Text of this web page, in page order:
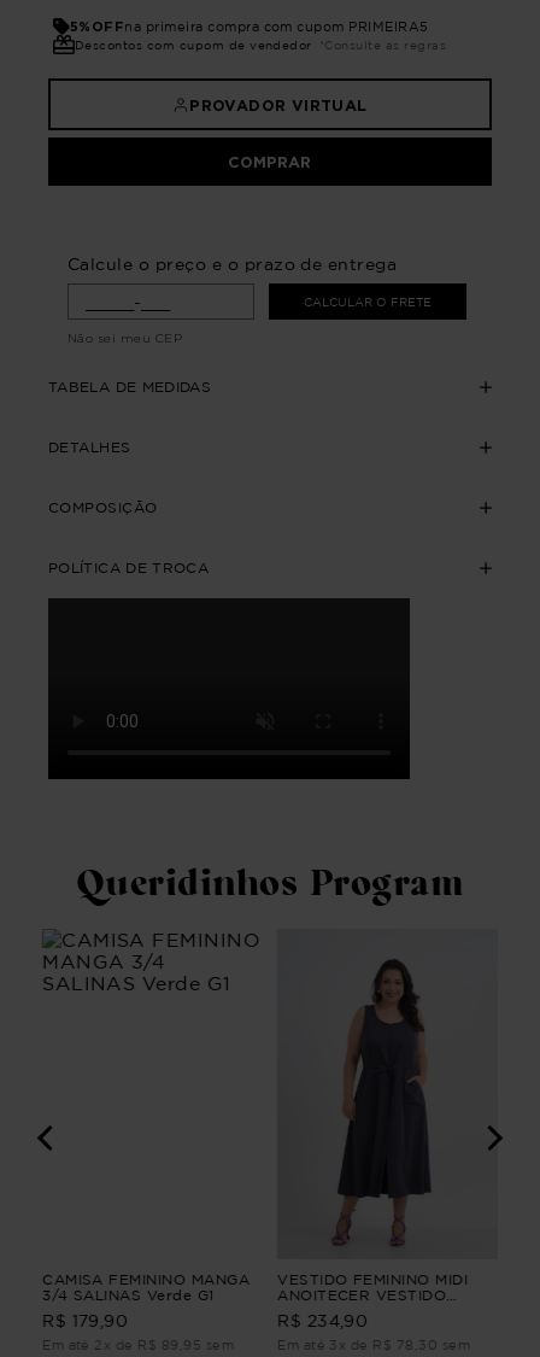
5%OFFna primeira compra com cupom PRIMEIRA5
Descontos com cupom de vendedor *Consulte as regras
PROVADOR VIRTUAL
COMPRAR
Calcule o preço e o prazo de entrega
CALCULAR O FRETE
Não sei meu CEP
TABELA DE MEDIDAS
DETALHES
COMPOSIÇÃO
POLÍTICA DE TROCA
Queridinhos Program
CAMISA FEMININO MANGA
3/4 SALINAS Verde G1
R$ 179,90
Em até 2x de R$ 89,95 sem
VESTIDO FEMININO MIDI
ANOITECER VESTIDO
FEMININO MIDI PP
R$ 234,90
Em até 3x de R$ 78,30 sem